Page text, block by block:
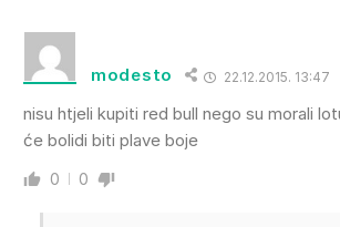
modesto 22.12.2015. 13:47
nisu htjeli kupiti red bull nego su morali
će bolidi biti plave boje
0 0